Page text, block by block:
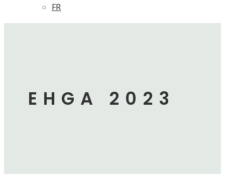
FR
EHGA 2023